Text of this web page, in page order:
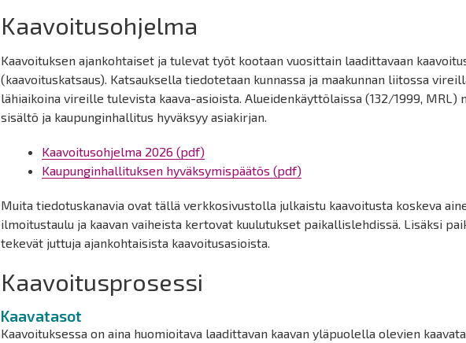
Kaavoitusohjelma
Kaavoituksen ajankohtaiset ja tulevat työt kootaan vuosittain laadittavaan
(kaavoituskatsaus). Katsauksella tiedotetaan kunnassa ja maakunnan liitossa
lähiaikoina vireille tulevista kaava-asioista. Alueidenkäyttölaissa (132/1999, MRL)
sisältö ja kaupunginhallitus hyväksyy asiakirjan.
Kaavoitusohjelma 2026 (pdf)
Kaupunginhallituksen hyväksymispäätös (pdf)
Muita tiedotuskanavia ovat tällä verkkosivustolla julkaistu kaavoitusta koskeva
ilmoitustaulu ja kaavan vaiheista kertovat kuulutukset paikallislehdissä. Lisäksi
tekevät juttuja ajankohtaisista kaavoitusasioista.
Kaavoitusprosessi
Kaavatasot
Kaavoituksessa on aina huomioitava laadittavan kaavan yläpuolella olevien